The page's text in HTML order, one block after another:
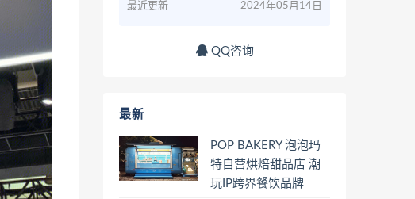
最近更新 2024年05月14日
QQ咨询
最新
POP BAKERY 泡泡玛
特自营烘焙甜品店 潮
玩IP跨界餐饮品牌